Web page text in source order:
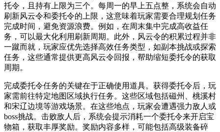
托令，且持有上限为三个。每周一的早上五点整，系统会自动
刷新风云令和委托令的上限，这意味着玩家需要合理规划任务
完成时间，避免资源浪费。例如，在周末集中完成高收益任
务，可以最大化利用刷新周期。此外，风云令的积累过程并非
一蹴而就，玩家应优先选择高效任务类型，如副本挑战或探索
任务，这些通常提供更高风云令回报，帮助缩短委托令的获取
周期。
完成委托令任务的关键在于正确使用道具。获得委托令后，玩
家需前往特定地图区域执行任务。这些区域包括磁州、桃溪村
和宋辽边境等游戏场景。在这些地点，玩家会遭遇强力敌人或
boss挑战。击败敌人后，系统会提示消耗一个委托令来开启宝
物箱，获取丰厚奖励。奖励内容多样，可能包括高级装备碎